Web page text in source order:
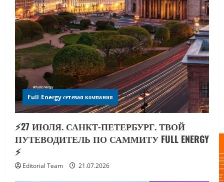
Full Energy сетевая компания
⚡️27 ИЮЛЯ. САНКТ-ПЕТЕРБУРГ. ТВОЙ
ПУТЕВОДИТЕЛЬ ПО САММИТУ FULL ENERGY
⚡️
Editorial Team 21.07.2026